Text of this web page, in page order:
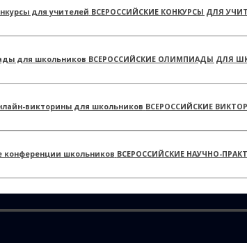
ВСЕРОССИЙСКИЕ КОНКУРСЫ ДЛЯ
ВСЕРОССИЙСКИЕ ОЛИМПИАДЫ ДЛЯ
ВСЕРОССИЙСКИЕ
ВСЕРОССИЙСКИЕ НАУЧНО-